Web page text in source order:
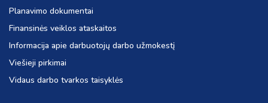
Planavimo dokumentai
Finansinės veiklos ataskaitos
Informacija apie darbuotojų darbo užmokestį
Viešieji pirkimai
Vidaus darbo tvarkos taisyklės